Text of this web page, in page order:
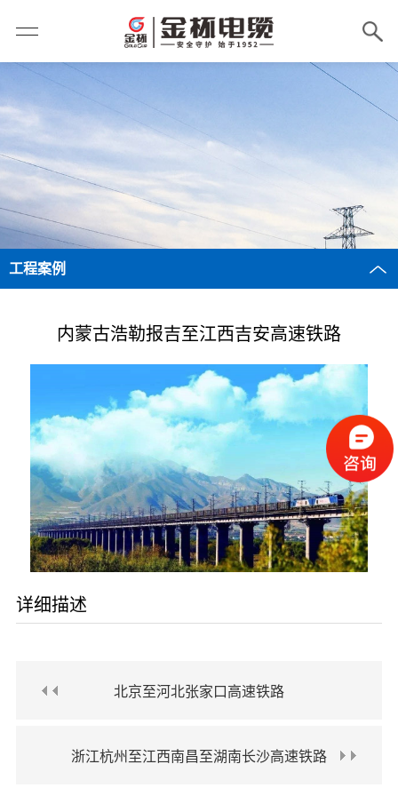
工程案例
内蒙古浩勒报吉至江西吉安高速铁路
详细描述
北京至河北张家口高速铁路
浙江杭州至江西南昌至湖南长沙高速铁路